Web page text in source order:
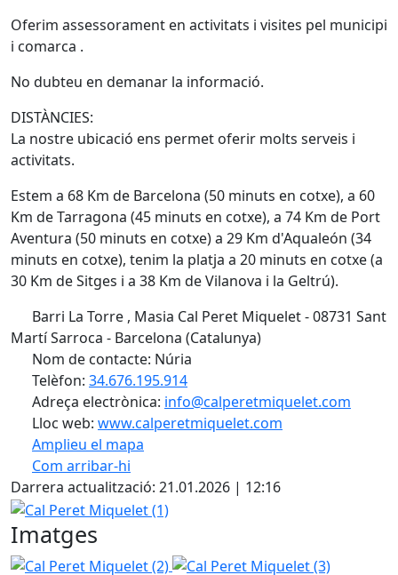
Oferim assessorament en activitats i visites pel municipi
i comarca .
No dubteu en demanar la informació.
DISTÀNCIES:
La nostre ubicació ens permet oferir molts serveis i
activitats.
Estem a 68 Km de Barcelona (50 minuts en cotxe), a 60
Km de Tarragona (45 minuts en cotxe), a 74 Km de Port
Aventura (50 minuts en cotxe) a 29 Km d'Aqualeón (34
minuts en cotxe), tenim la platja a 20 minuts en cotxe (a
30 Km de Sitges i a 38 Km de Vilanova i la Geltrú).
Barri La Torre , Masia Cal Peret Miquelet - 08731 Sant
Martí Sarroca - Barcelona (Catalunya)
Nom de contacte: Núria
Telèfon: 34.676.195.914
Adreça electrònica: info@calperetmiquelet.com
Lloc web: www.calperetmiquelet.com
Amplieu el mapa
Com arribar-hi
+
−
Darrera actualització: 21.01.2026 | 12:16
Cal Peret Miquelet (1)
Imatges
Cal Peret Miquelet (2) Cal Peret Miquelet (3) Cal Peret